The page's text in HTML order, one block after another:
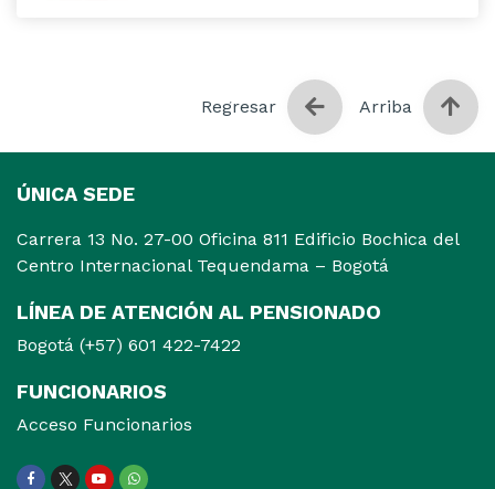
Regresar Arriba
ÚNICA SEDE
Carrera 13 No. 27-00 Oficina 811 Edificio Bochica del
Centro Internacional Tequendama – Bogotá
LÍNEA DE ATENCIÓN AL PENSIONADO
Bogotá (+57) 601 422-7422
FUNCIONARIOS
Acceso Funcionarios